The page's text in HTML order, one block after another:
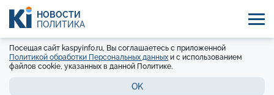
НОВОСТИ
ПОЛИТИКА
Посещая сайт kaspyinfo.ru, Вы соглашаетесь с приложенной
Политикой обработки Персональных данных и с использованием
файлов cookie, указанных в данной Политике.
OK